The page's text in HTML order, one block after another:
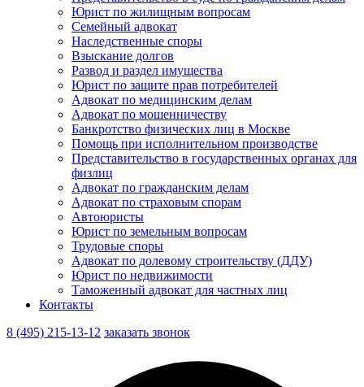
Юрист по жилищным вопросам
Семейный адвокат
Наследственные споры
Взыскание долгов
Развод и раздел имущества
Юрист по защите прав потребителей
Адвокат по медицинским делам
Адвокат по мошенничеству
Банкротство физических лиц в Москве
Помощь при исполнительном производстве
Представительство в государственных органах для
физлиц
Адвокат по гражданским делам
Адвокат по страховым спорам
Автоюристы
Юрист по земельным вопросам
Трудовые споры
Адвокат по долевому строительству (ДДУ)
Юрист по недвижимости
Таможенный адвокат для частных лиц
Контакты
8 (495) 215-13-12 заказать звонок